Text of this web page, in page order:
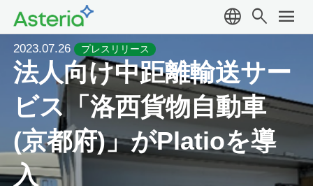
language search menu
2023.07.26 プレスリリース
法人向け中距離輸送サー
ビス「洛西貨物自動車
(京都府)」がPlatioを導
入